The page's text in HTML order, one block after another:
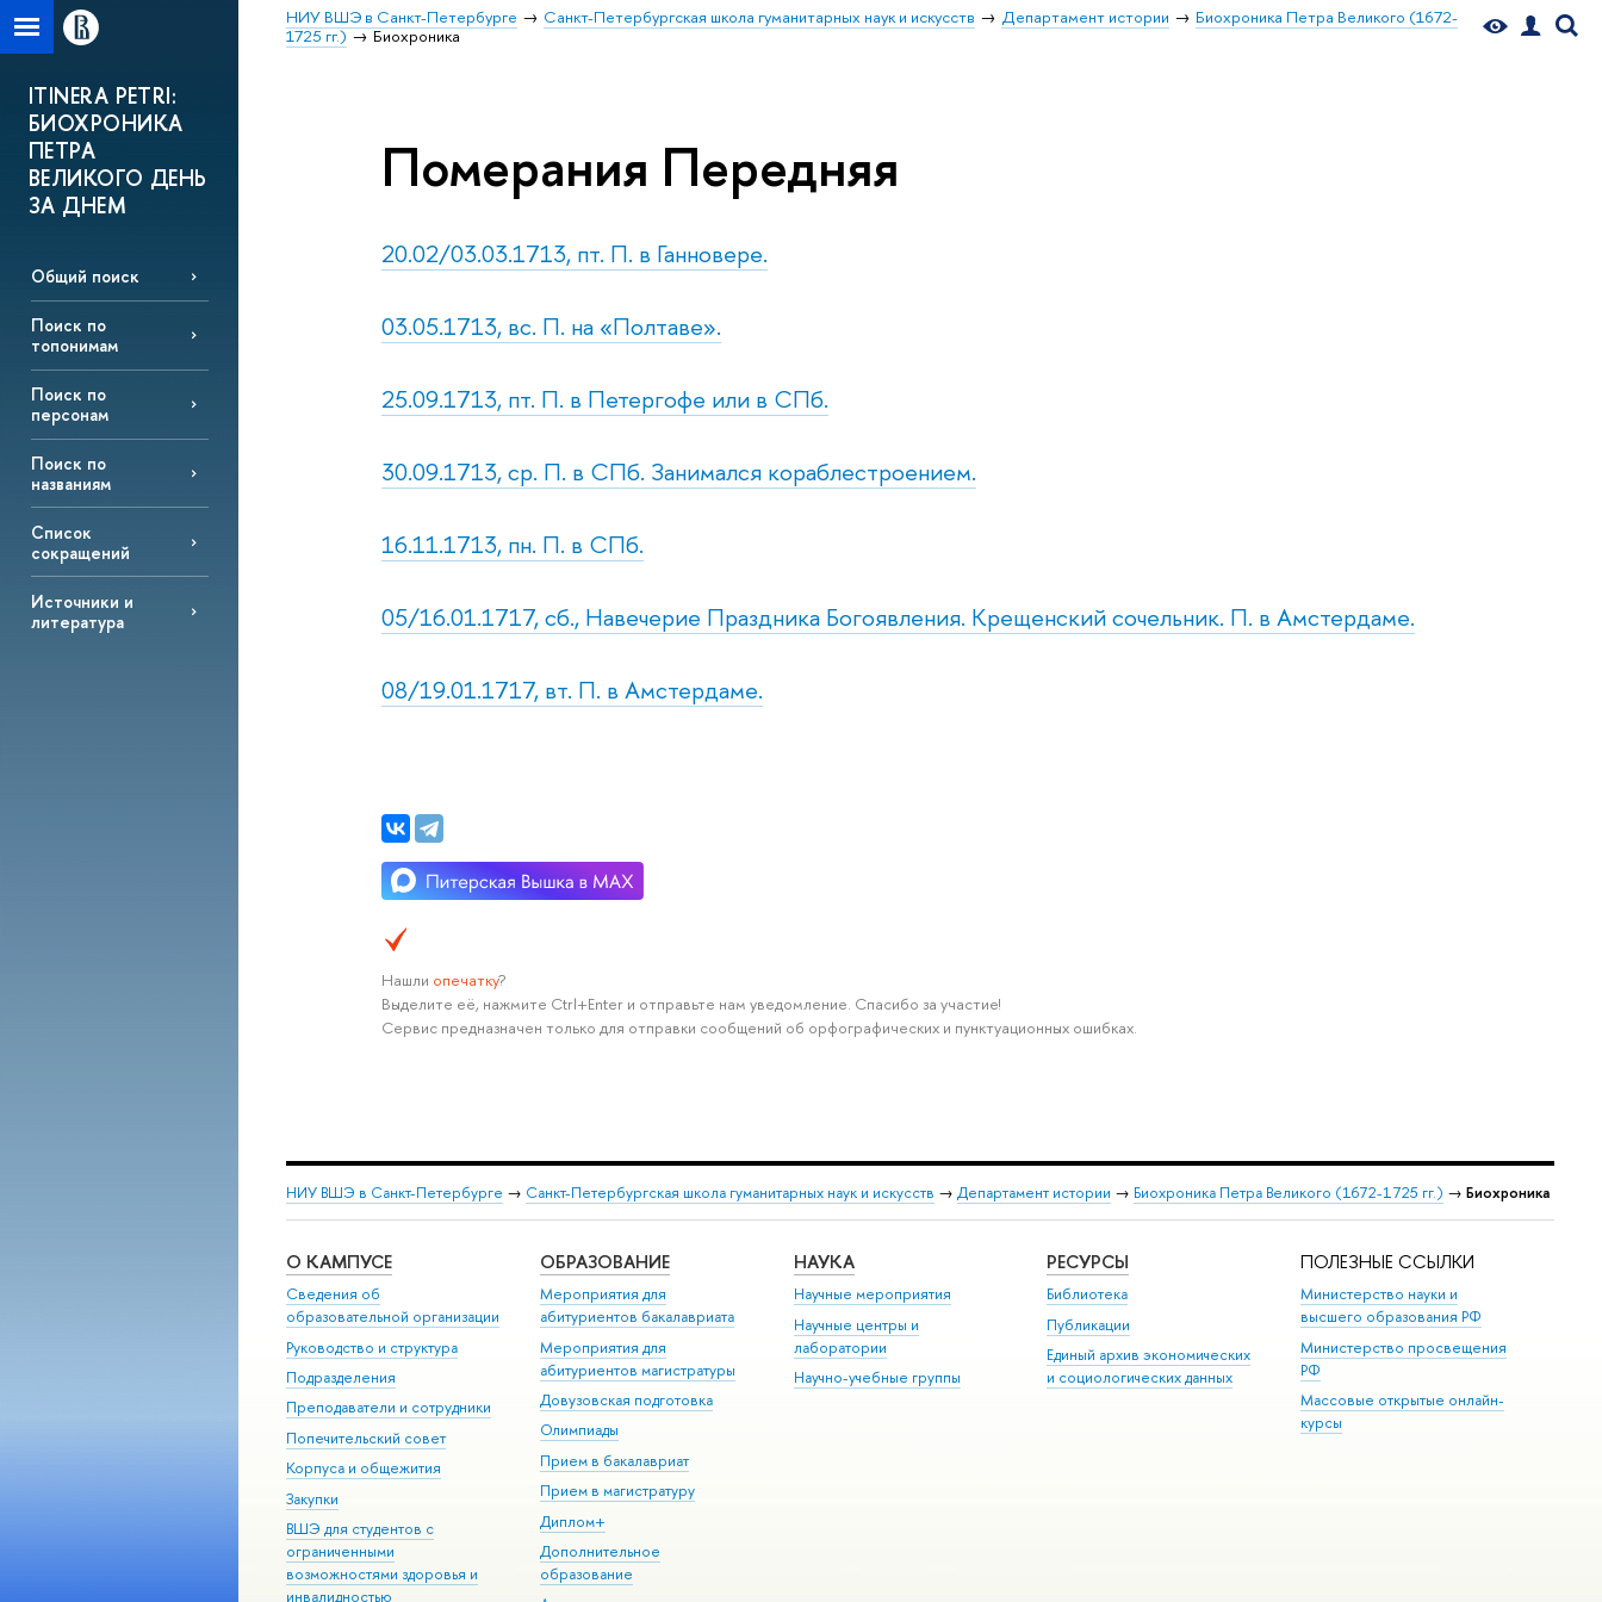
НИУ ВШЭ в Санкт-Петербурге Санкт-Петербургская школа гуманитарных наук и искусств Департамент истории
Биохроника Петра Великого (1672-
1725 гг.)
Биохроника
ITINERA PETRI:
БИОХРОНИКА
ПЕТРА
ВЕЛИКОГО ДЕНЬ
ЗА ДНЕМ
Общий поиск
Поиск по
топонимам
Поиск по
персонам
Поиск по
названиям
Список
сокращений
Источники и
литература
Померания Передняя
20.02/03.03.1713, пт. П. в Ганновере.
03.05.1713, вс. П. на «Полтаве».
25.09.1713, пт. П. в Петергофе или в СПб.
30.09.1713, ср. П. в СПб. Занимался кораблестроением.
16.11.1713, пн. П. в СПб.
05/16.01.1717, сб., Навечерие Праздника Богоявления. Крещенский сочельник. П. в Амстердаме.
08/19.01.1717, вт. П. в Амстердаме.
Нашли опечатку?
Выделите её, нажмите Ctrl+Enter и отправьте нам уведомление. Спасибо за участие!
Сервис предназначен только для отправки сообщений об орфографических и пунктуационных ошибках.
НИУ ВШЭ в Санкт-Петербурге → Санкт-Петербургская школа гуманитарных наук и искусств → Департамент истории → Биохроника Петра Великого (1672-1725 гг.) → Биохроника
О КАМПУСЕ
Сведения об
образовательной организации
Руководство и структура
Подразделения
Преподаватели и сотрудники
Попечительский совет
Корпуса и общежития
Закупки
ВШЭ для студентов с
ограниченными
возможностями здоровья и
инвалидностью
ОБРАЗОВАНИЕ
Мероприятия для
абитуриентов бакалавриата
Мероприятия для
абитуриентов магистратуры
Довузовская подготовка
Олимпиады
Прием в бакалавриат
Прием в магистратуру
Диплом+
Дополнительное
образование
НАУКА
Научные мероприятия
Научные центры и
лаборатории
Научно-учебные группы
РЕСУРСЫ
Библиотека
Публикации
Единый архив экономических
и социологических данных
ПОЛЕЗНЫЕ ССЫЛКИ
Министерство науки и
высшего образования РФ
Министерство просвещения
РФ
Массовые открытые онлайн-
курсы